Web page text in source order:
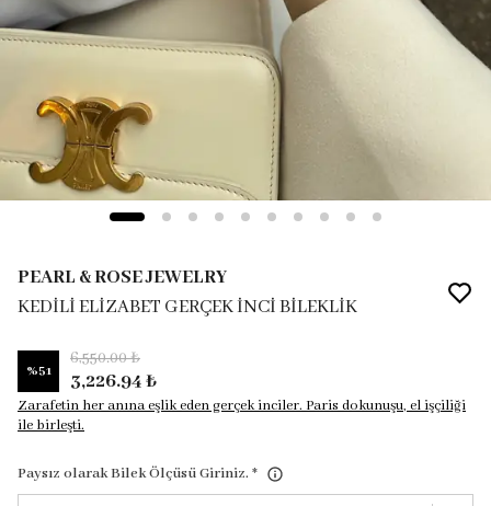
PEARL & ROSE JEWELRY
KEDİLİ ELİZABET GERÇEK İNCİ BİLEKLİK
%51
6,550.00 ₺
3,226.94 ₺
Zarafetin her anına eşlik eden gerçek inciler. Paris dokunuşu, el işçiliği
ile birleşti.
Paysız olarak Bilek Ölçüsü Giriniz. *